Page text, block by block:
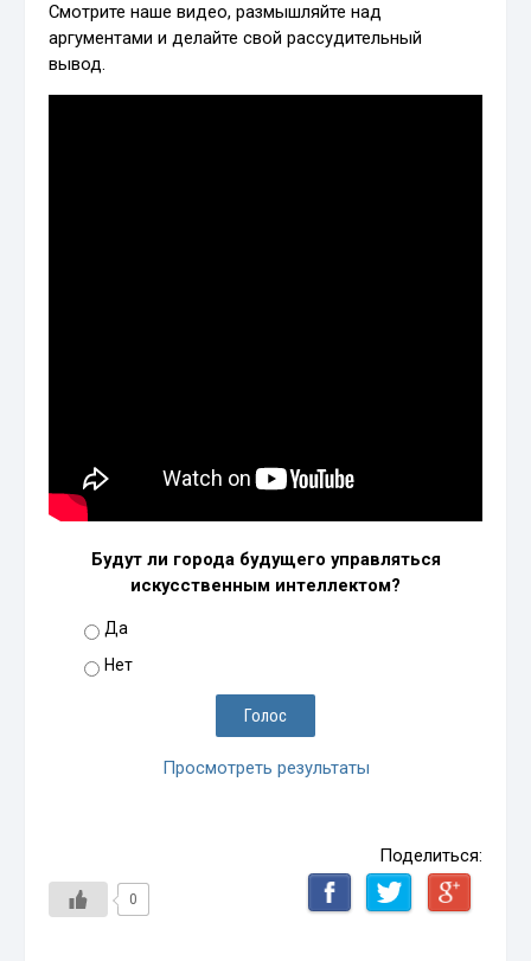
Смотрите наше видео, размышляйте над
аргументами и делайте свой рассудительный
вывод.
Будут ли города будущего управляться
искусственным интеллектом?
Да
Нет
Просмотреть результаты
Поделиться:
0